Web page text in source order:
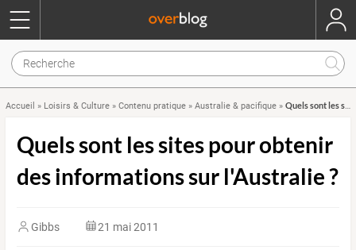
Accueil » Loisirs & Culture » Contenu pratique » Australie & pacifique » Quels sont les sites pour obtenir des informations sur l'Australie ?
Quels sont les sites pour obtenir
des informations sur l'Australie ?
Gibbs 21 mai 2011